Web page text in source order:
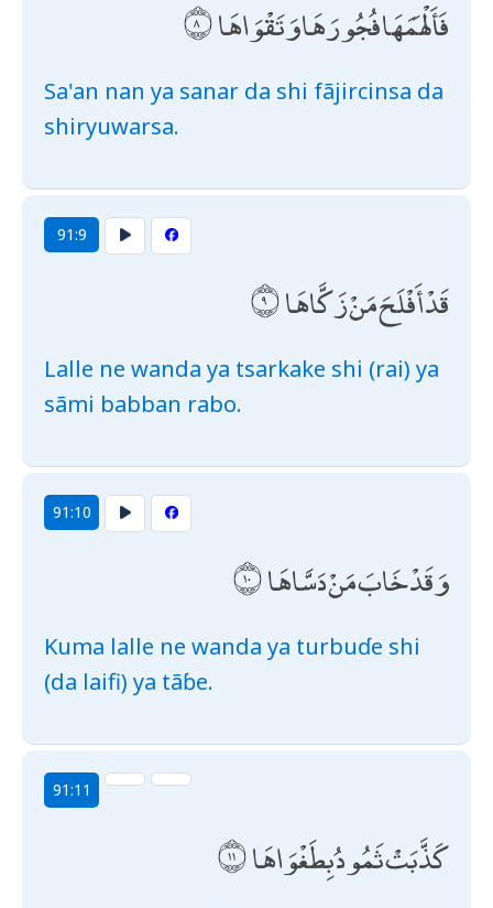
فَأَلْهَمَهَا فُجُورَهَا وَتَقْوَاهَا
Sa'an nan ya sanar da shi fãjircinsa da
shiryuwarsa.
91:9
قَدْ أَفْلَحَ مَنْ زَكَّاهَا
Lalle ne wanda ya tsarkake shi (rai) ya
sãmi babban rabo.
91:10
وَقَدْ خَابَ مَنْ دَسَّاهَا
Kuma lalle ne wanda ya turbuɗe shi
(da laifi) ya tãɓe.
91:11
كَذَّبَتْ ثَمُودُ بِطَغْوَاهَا